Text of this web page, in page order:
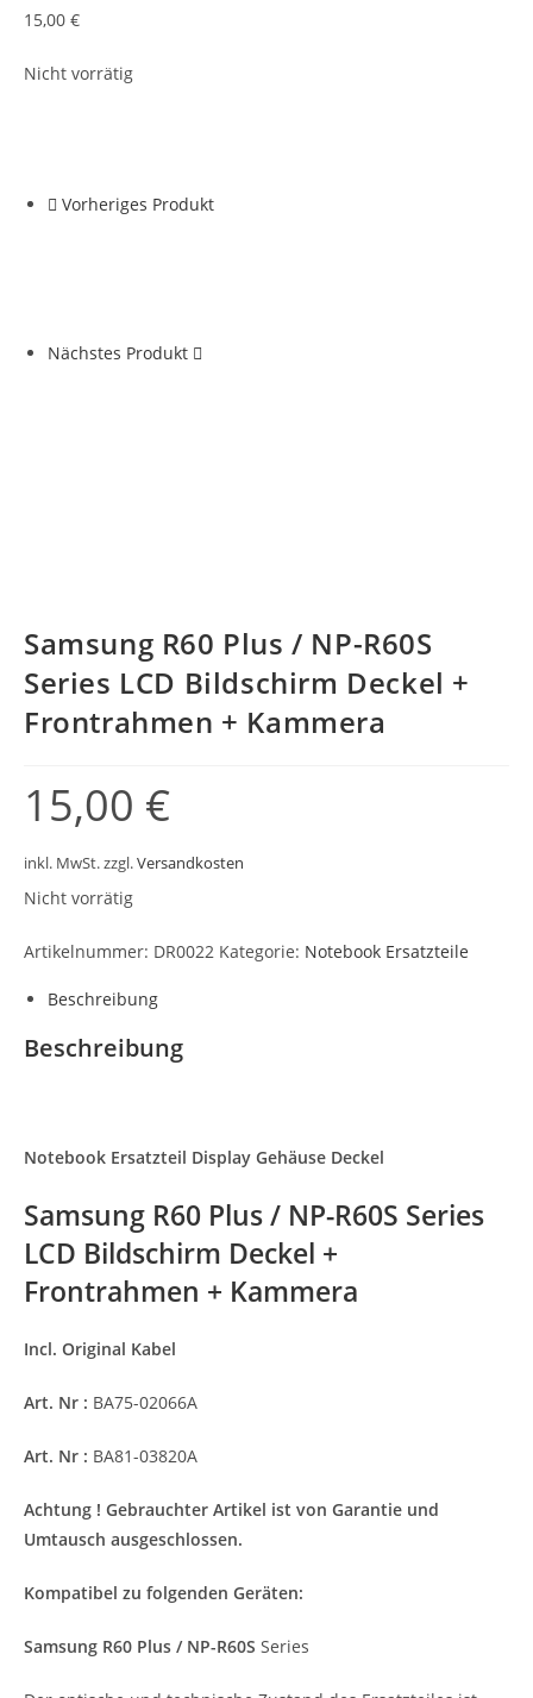
15,00 €
Nicht vorrätig
Vorheriges Produkt
Nächstes Produkt
Samsung R60 Plus / NP-R60S
Series LCD Bildschirm Deckel +
Frontrahmen + Kammera
15,00 €
inkl. MwSt.zzgl.Versandkosten
Nicht vorrätig
Artikelnummer: DR0022 Kategorie: Notebook Ersatzteile
Beschreibung
Beschreibung
Notebook Ersatzteil Display Gehäuse Deckel
Samsung R60 Plus / NP-R60S Series
LCD Bildschirm Deckel +
Frontrahmen + Kammera
Incl. Original Kabel
Art. Nr : BA75-02066A
Art. Nr : BA81-03820A
Achtung ! Gebrauchter Artikel ist von Garantie und
Umtausch ausgeschlossen.
Kompatibel zu folgenden Geräten:
Samsung R60 Plus / NP-R60S Series